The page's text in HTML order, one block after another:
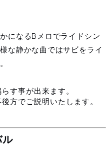
になるBメロでライドシン
な静かな曲ではサビをライ
す事が出来ます。
方でご説明いたします。
ル